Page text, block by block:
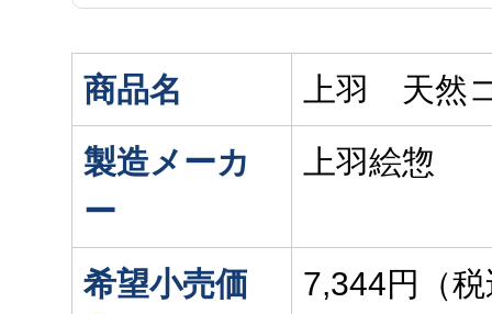
商品名
上羽 天然
製造メーカ
ー
上羽絵惣
希望小売価
7,344円（